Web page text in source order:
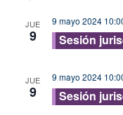
JUE
9
9 mayo 2024
Sesión
JUE
9
9 mayo 2024
Sesión